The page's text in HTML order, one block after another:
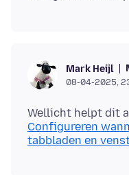
Mark Heijl
08-04-2025,
Wellicht helpt dit
Configureren
tabbladen en